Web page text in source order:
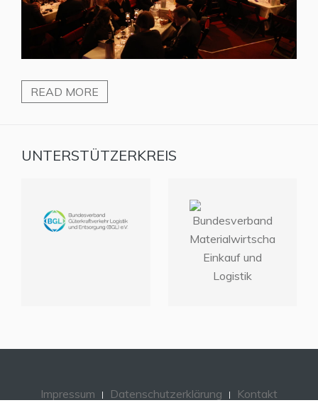
READ MORE
UNTERSTÜTZERKREIS
Impressum Datenschutzerklärung
Kontakt